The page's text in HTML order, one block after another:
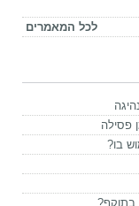
לכל המאמרים
פסילה
בו?
בתוקף?